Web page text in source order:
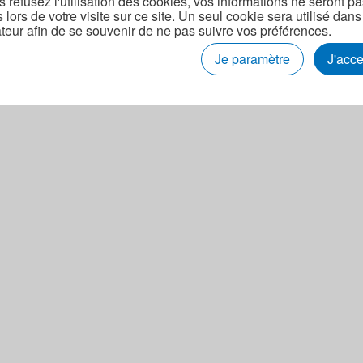
lors de votre visite sur ce site. Un seul cookie sera utilisé
afin de se souvenir de ne pas suivre vos préférences.
Je paramètre